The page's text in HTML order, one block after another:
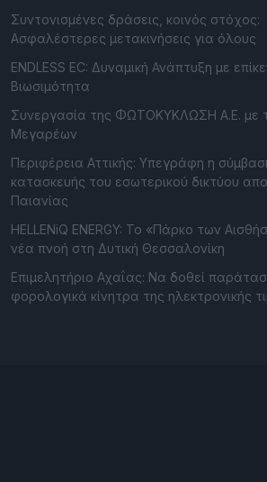
Συντονισμένες δράσεις, κοινός στόχος:
Ασφαλέστερες μετακινήσεις για όλους
ENDLESS EC: Δυναμική Ανάπτυξη με
Βιωσιμότητα
Συνεργασία της ΦΩΤΟΚΥΚΛΩΣΗ Α.Ε. με
Μεγαρέων
Περιφέρεια Αττικής: Υπεγράφη η
κατασκευής του εσωτερικού δικτύου
Παιανίας
HELLENiQ ENERGY: Το «Πάρκο των
νέα πνοή στη Δυτική Θεσσαλονίκη
Επιμελητήριο Αχαΐας: Να δοθεί
φορολογικά κίνητρα της ηλεκτρονικής